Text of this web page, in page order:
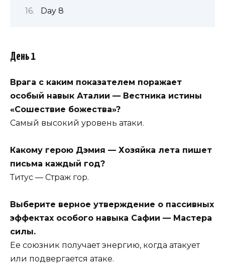
Day 8
День 1
Врага с каким показателем поражает
особый навык Аталии — Вестника истины
«Сошествие божества»?
Самый высокий уровень атаки.
Какому герою Дэмия — Хозяйка лета пишет
письма каждый год?
Титус — Страж гор.
Выберите верное утверждение о пассивных
эффектах особого навыка Сафии — Мастера
силы.
Ее союзник получает энергию, когда атакует
или подвергается атаке.